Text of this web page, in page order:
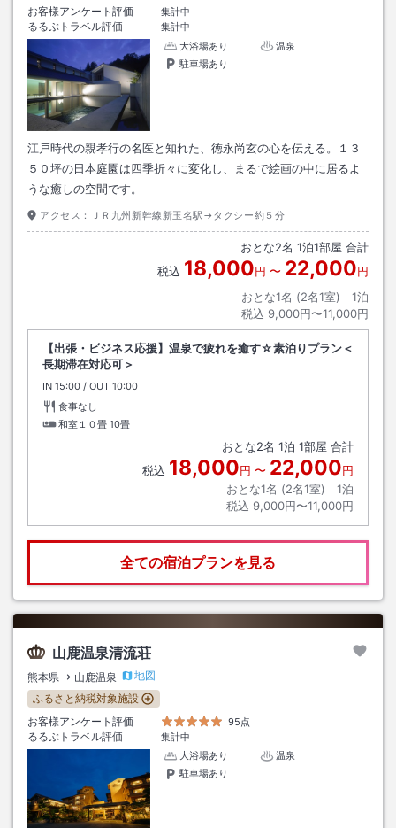
お客様アンケート評価
集計中
るるぶトラベル評価
集計中
大浴場あり
温泉
駐車場あり
江戸時代の親孝行の名医と知れた、徳永尚玄の心を伝える。１３
５０坪の日本庭園は四季折々に変化し、まるで絵画の中に居るよ
うな癒しの空間です。
アクセス： ＪＲ九州新幹線新玉名駅→タクシー約５分
おとな2名 1泊1部屋 合計
税込 18,000円 〜 22,000円
おとな1名 (2名1室)｜ 1泊
税込 9,000円〜11,000円
【出張・ビジネス応援】温泉で疲れを癒す☆素泊りプラン＜
長期滞在対応可＞
IN チェックイン
15:00 / OUT チェックアウト
10:00
食事なし
和室１０畳 10畳
おとな2名 1泊 1部屋 合計
税込 18,000円 〜 22,000円
おとな1名 (2名1室)｜ 1泊
税込 9,000円〜11,000円
全ての宿泊プランを見る
山鹿温泉清流荘
熊本県 山鹿温泉
地図
ふるさと納税対象施設
お客様アンケート評価
95点
るるぶトラベル評価
集計中
大浴場あり
温泉
駐車場あり